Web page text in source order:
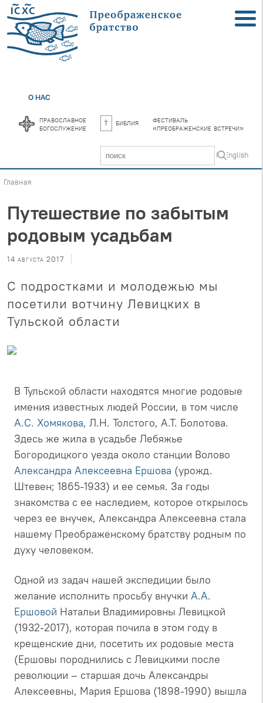
О НАС
православное
богослужение библия фестиваль
«преображенские встречи»
In English
Главная
Путешествие по забытым
родовым усадьбам
14 августа 2017
С подростками и молодежью мы
посетили вотчину Левицких в
Тульской области
В Тульской области находятся многие родовые
имения известных людей России, в том числе
А.С. Хомякова, Л.Н. Толстого, А.Т. Болотова.
Здесь же жила в усадьбе Лебяжье
Богородицкого уезда около станции Волово
Александра Алексеевна Ершова (урожд.
Штевен; 1865-1933) и ее семья. За годы
знакомства с ее наследием, которое открылось
через ее внучек, Александра Алексеевна стала
нашему Преображенскому братству родным по
духу человеком.
Одной из задач нашей экспедиции было
желание исполнить просьбу внучки А.А.
Ершовой Натальи Владимировны Левицкой
(1932-2017), которая почила в этом году в
крещенские дни, посетить их родовые места
(Ершовы породнились с Левицкими после
революции – старшая дочь Александры
Алексеевны, Мария Ершова (1898-1990) вышла